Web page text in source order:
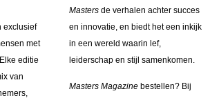
exclusief
met
editie
van
Masters de verhalen achter succes
en innovatie, en biedt het een inkijk
in een wereld waarin lef,
leiderschap en stijl samenkomen.
Masters Magazine bestellen? Bij